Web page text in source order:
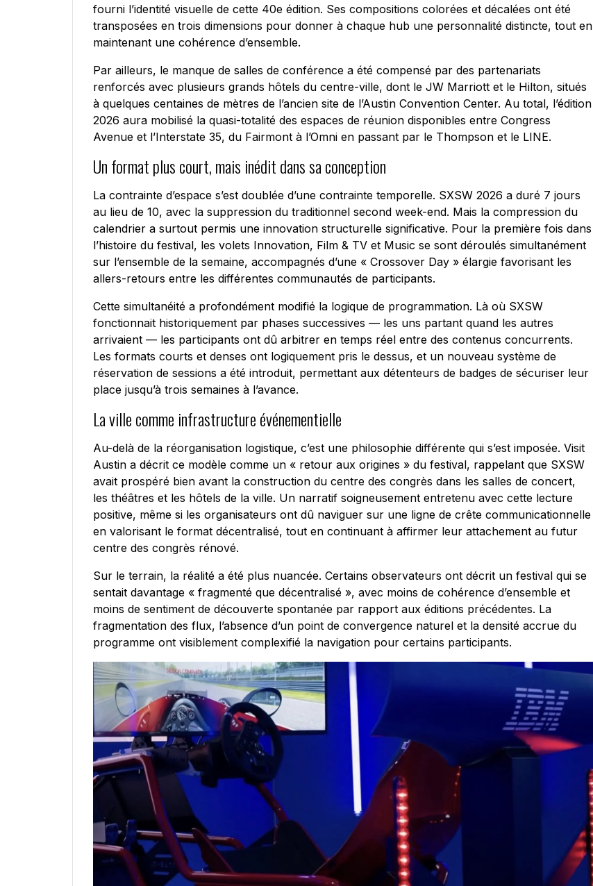
fourni l’identité visuelle de cette 40e édition. Ses compositions colorées et décalées ont été
transposées en trois dimensions pour donner à chaque hub une personnalité distincte, tout en
maintenant une cohérence d’ensemble.
Par ailleurs, le manque de salles de conférence a été compensé par des partenariats
renforcés avec plusieurs grands hôtels du centre-ville, dont le JW Marriott et le Hilton, situés
à quelques centaines de mètres de l’ancien site de l’Austin Convention Center. Au total, l’édition
2026 aura mobilisé la quasi-totalité des espaces de réunion disponibles entre Congress
Avenue et l’Interstate 35, du Fairmont à l’Omni en passant par le Thompson et le LINE.
Un format plus court, mais inédit dans sa conception
La contrainte d’espace s’est doublée d’une contrainte temporelle. SXSW 2026 a duré 7 jours
au lieu de 10, avec la suppression du traditionnel second week-end. Mais la compression du
calendrier a surtout permis une innovation structurelle significative. Pour la première fois dans
l’histoire du festival, les volets Innovation, Film & TV et Music se sont déroulés simultanément
sur l’ensemble de la semaine, accompagnés d’une « Crossover Day » élargie favorisant les
allers-retours entre les différentes communautés de participants.
Cette simultanéité a profondément modifié la logique de programmation. Là où SXSW
fonctionnait historiquement par phases successives — les uns partant quand les autres
arrivaient — les participants ont dû arbitrer en temps réel entre des contenus concurrents.
Les formats courts et denses ont logiquement pris le dessus, et un nouveau système de
réservation de sessions a été introduit, permettant aux détenteurs de badges de sécuriser leur
place jusqu’à trois semaines à l’avance.
La ville comme infrastructure événementielle
Au-delà de la réorganisation logistique, c’est une philosophie différente qui s’est imposée. Visit
Austin a décrit ce modèle comme un « retour aux origines » du festival, rappelant que SXSW
avait prospéré bien avant la construction du centre des congrès dans les salles de concert,
les théâtres et les hôtels de la ville. Un narratif soigneusement entretenu avec cette lecture
positive, même si les organisateurs ont dû naviguer sur une ligne de crête communicationnelle
en valorisant le format décentralisé, tout en continuant à affirmer leur attachement au futur
centre des congrès rénové.
Sur le terrain, la réalité a été plus nuancée. Certains observateurs ont décrit un festival qui se
sentait davantage « fragmenté que décentralisé », avec moins de cohérence d’ensemble et
moins de sentiment de découverte spontanée par rapport aux éditions précédentes. La
fragmentation des flux, l’absence d’un point de convergence naturel et la densité accrue du
programme ont visiblement complexifié la navigation pour certains participants.